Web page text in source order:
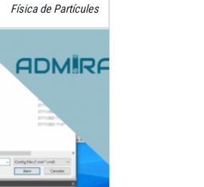
Física de Partícules